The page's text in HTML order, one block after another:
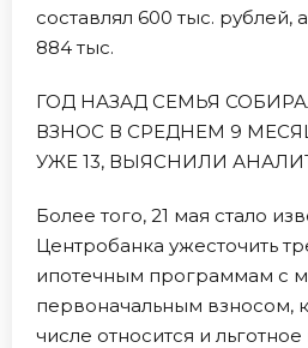
составлял 600 тыс. рублей,
884 тыс.
ГОД НАЗАД СЕМЬЯ
ВЗНОС В СРЕДНЕМ 9
УЖЕ 13, ВЫЯСНИЛИ
Более того, 21 мая стало
Центробанка ужесточить
ипотечным программам с
первоначальным взносом,
числе относится и